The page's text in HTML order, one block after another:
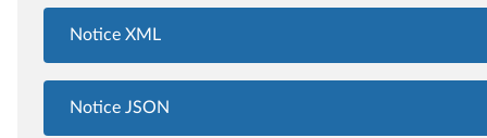
Notice XML
Notice JSON